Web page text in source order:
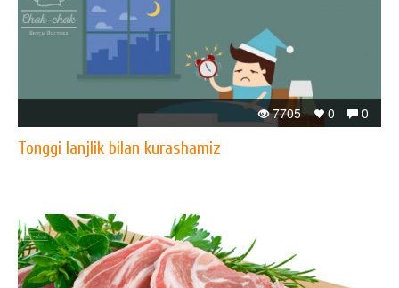
0
0
7705
Tonggi lanjlik bilan kurashamiz